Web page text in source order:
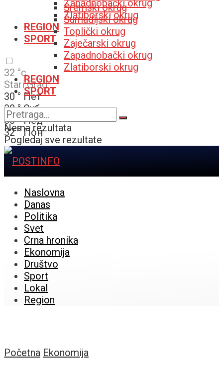
Zapadnobački okrug
Zlatiborski okrug
REGION
SPORT
32 °c
Stari Grad
30 ° Пет
30 ° Суб
30 ° Нед
32 ° Пон
Sremski okrug
Šumadijski okrug
Toplički okrug
Zaječarski okrug
Zapadnobački okrug
Zlatiborski okrug
REGION
SPORT
Nema rezultata
Pogledaj sve rezultate
Naslovna
Danas
Politika
Svet
Crna hronika
Ekonomija
Društvo
Sport
Lokal
Region
Početna Ekonomija